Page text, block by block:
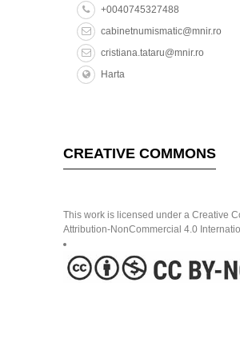
+0040745327488
cabinetnumismatic@mnir.ro
cristiana.tataru@mnir.ro
Harta
CREATIVE COMMONS
This work is licensed under a Creative
Attribution-NonCommercial 4.0